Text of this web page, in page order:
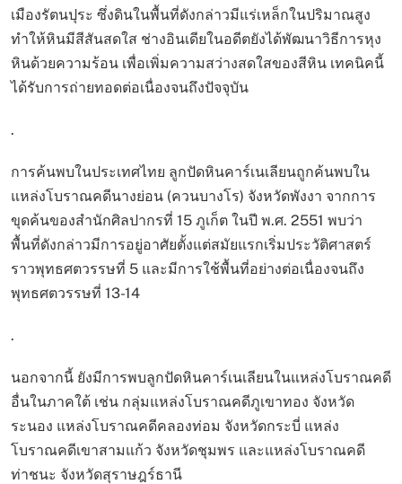
เมืองรัตนปุระ ซึ่งดินในพื้นที่ดังกล่าวมีแร่เหล็กในปริมาณสูง
ทำให้หินมีสีสันสดใส ช่างอินเดียในอดีตยังได้พัฒนาวิธีการหุง
หินด้วยความร้อน เพื่อเพิ่มความสว่างสดใสของสีหิน เทคนิคนี้
ได้รับการถ่ายทอดต่อเนื่องจนถึงปัจจุบัน
.
การค้นพบในประเทศไทย ลูกปัดหินคาร์เนเลียนถูกค้นพบใน
แหล่งโบราณคดีนางย่อน (ควนบางโร) จังหวัดพังงา จากการ
ขุดค้นของสำนักศิลปากรที่ 15 ภูเก็ต ในปี พ.ศ. 2551 พบว่า
พื้นที่ดังกล่าวมีการอยู่อาศัยตั้งแต่สมัยแรกเริ่มประวัติศาสตร์
ราวพุทธศตวรรษที่ 5 และมีการใช้พื้นที่อย่างต่อเนื่องจนถึง
พุทธศตวรรษที่ 13-14
.
นอกจากนี้ ยังมีการพบลูกปัดหินคาร์เนเลียนในแหล่งโบราณคดี
อื่นในภาคใต้ เช่น กลุ่มแหล่งโบราณคดีภูเขาทอง จังหวัด
ระนอง แหล่งโบราณคดีคลองท่อม จังหวัดกระบี่ แหล่ง
โบราณคดีเขาสามแก้ว จังหวัดชุมพร และแหล่งโบราณคดี
ท่าชนะ จังหวัดสุราษฎร์ธานี